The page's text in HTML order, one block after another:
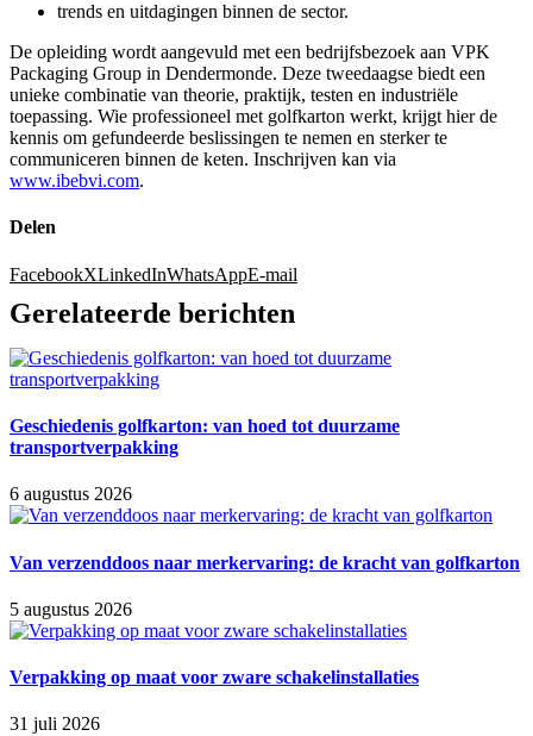
trends en uitdagingen binnen de sector.
De opleiding wordt aangevuld met een bedrijfsbezoek aan VPK
Packaging Group in Dendermonde. Deze tweedaagse biedt een
unieke combinatie van theorie, praktijk, testen en industriële
toepassing. Wie professioneel met golfkarton werkt, krijgt hier de
kennis om gefundeerde beslissingen te nemen en sterker te
communiceren binnen de keten. Inschrijven kan via
www.ibebvi.com.
Delen
FacebookXLinkedInWhatsAppE-mail
Gerelateerde berichten
Geschiedenis golfkarton: van hoed tot duurzame
transportverpakking
6 augustus 2026
Van verzenddoos naar merkervaring: de kracht van golfkarton
5 augustus 2026
Verpakking op maat voor zware schakelinstallaties
31 juli 2026